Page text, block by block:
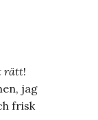
rätt!
jag
frisk